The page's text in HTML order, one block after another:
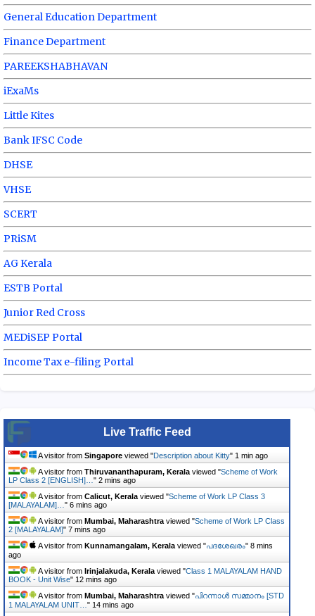
General Education Department
Finance Department
PAREEKSHABHAVAN
iExaMs
Little Kites
Bank IFSC Code
DHSE
VHSE
SCERT
PRiSM
AG Kerala
ESTB Portal
Junior Red Cross
MEDiSEP Portal
Income Tax e-filing Portal
Live Traffic Feed
A visitor from Singapore viewed "Description about Kitty" 1 min ago
A visitor from Thiruvananthapuram, Kerala viewed "Scheme of Work
LP Class 2 [ENGLISH]… " 3 mins ago
A visitor from Calicut, Kerala viewed "Scheme of Work LP Class 3
[MALAYALAM]… " 6 mins ago
A visitor from Mumbai, Maharashtra viewed "Scheme of Work LP Class
2 [MALAYALAM]" 7 mins ago
A visitor from Kunnamangalam, Kerala viewed "പദശേഖരം" 8 mins
ago
A visitor from Irinjalakuda, Kerala viewed "Class 1 MALAYALAM HAND
BOOK - Unit Wise" 12 mins ago
A visitor from Mumbai, Maharashtra viewed "പിറന്നാൾ സമ്മാനം [STD
1 MALAYALAM UNIT… " 14 mins ago